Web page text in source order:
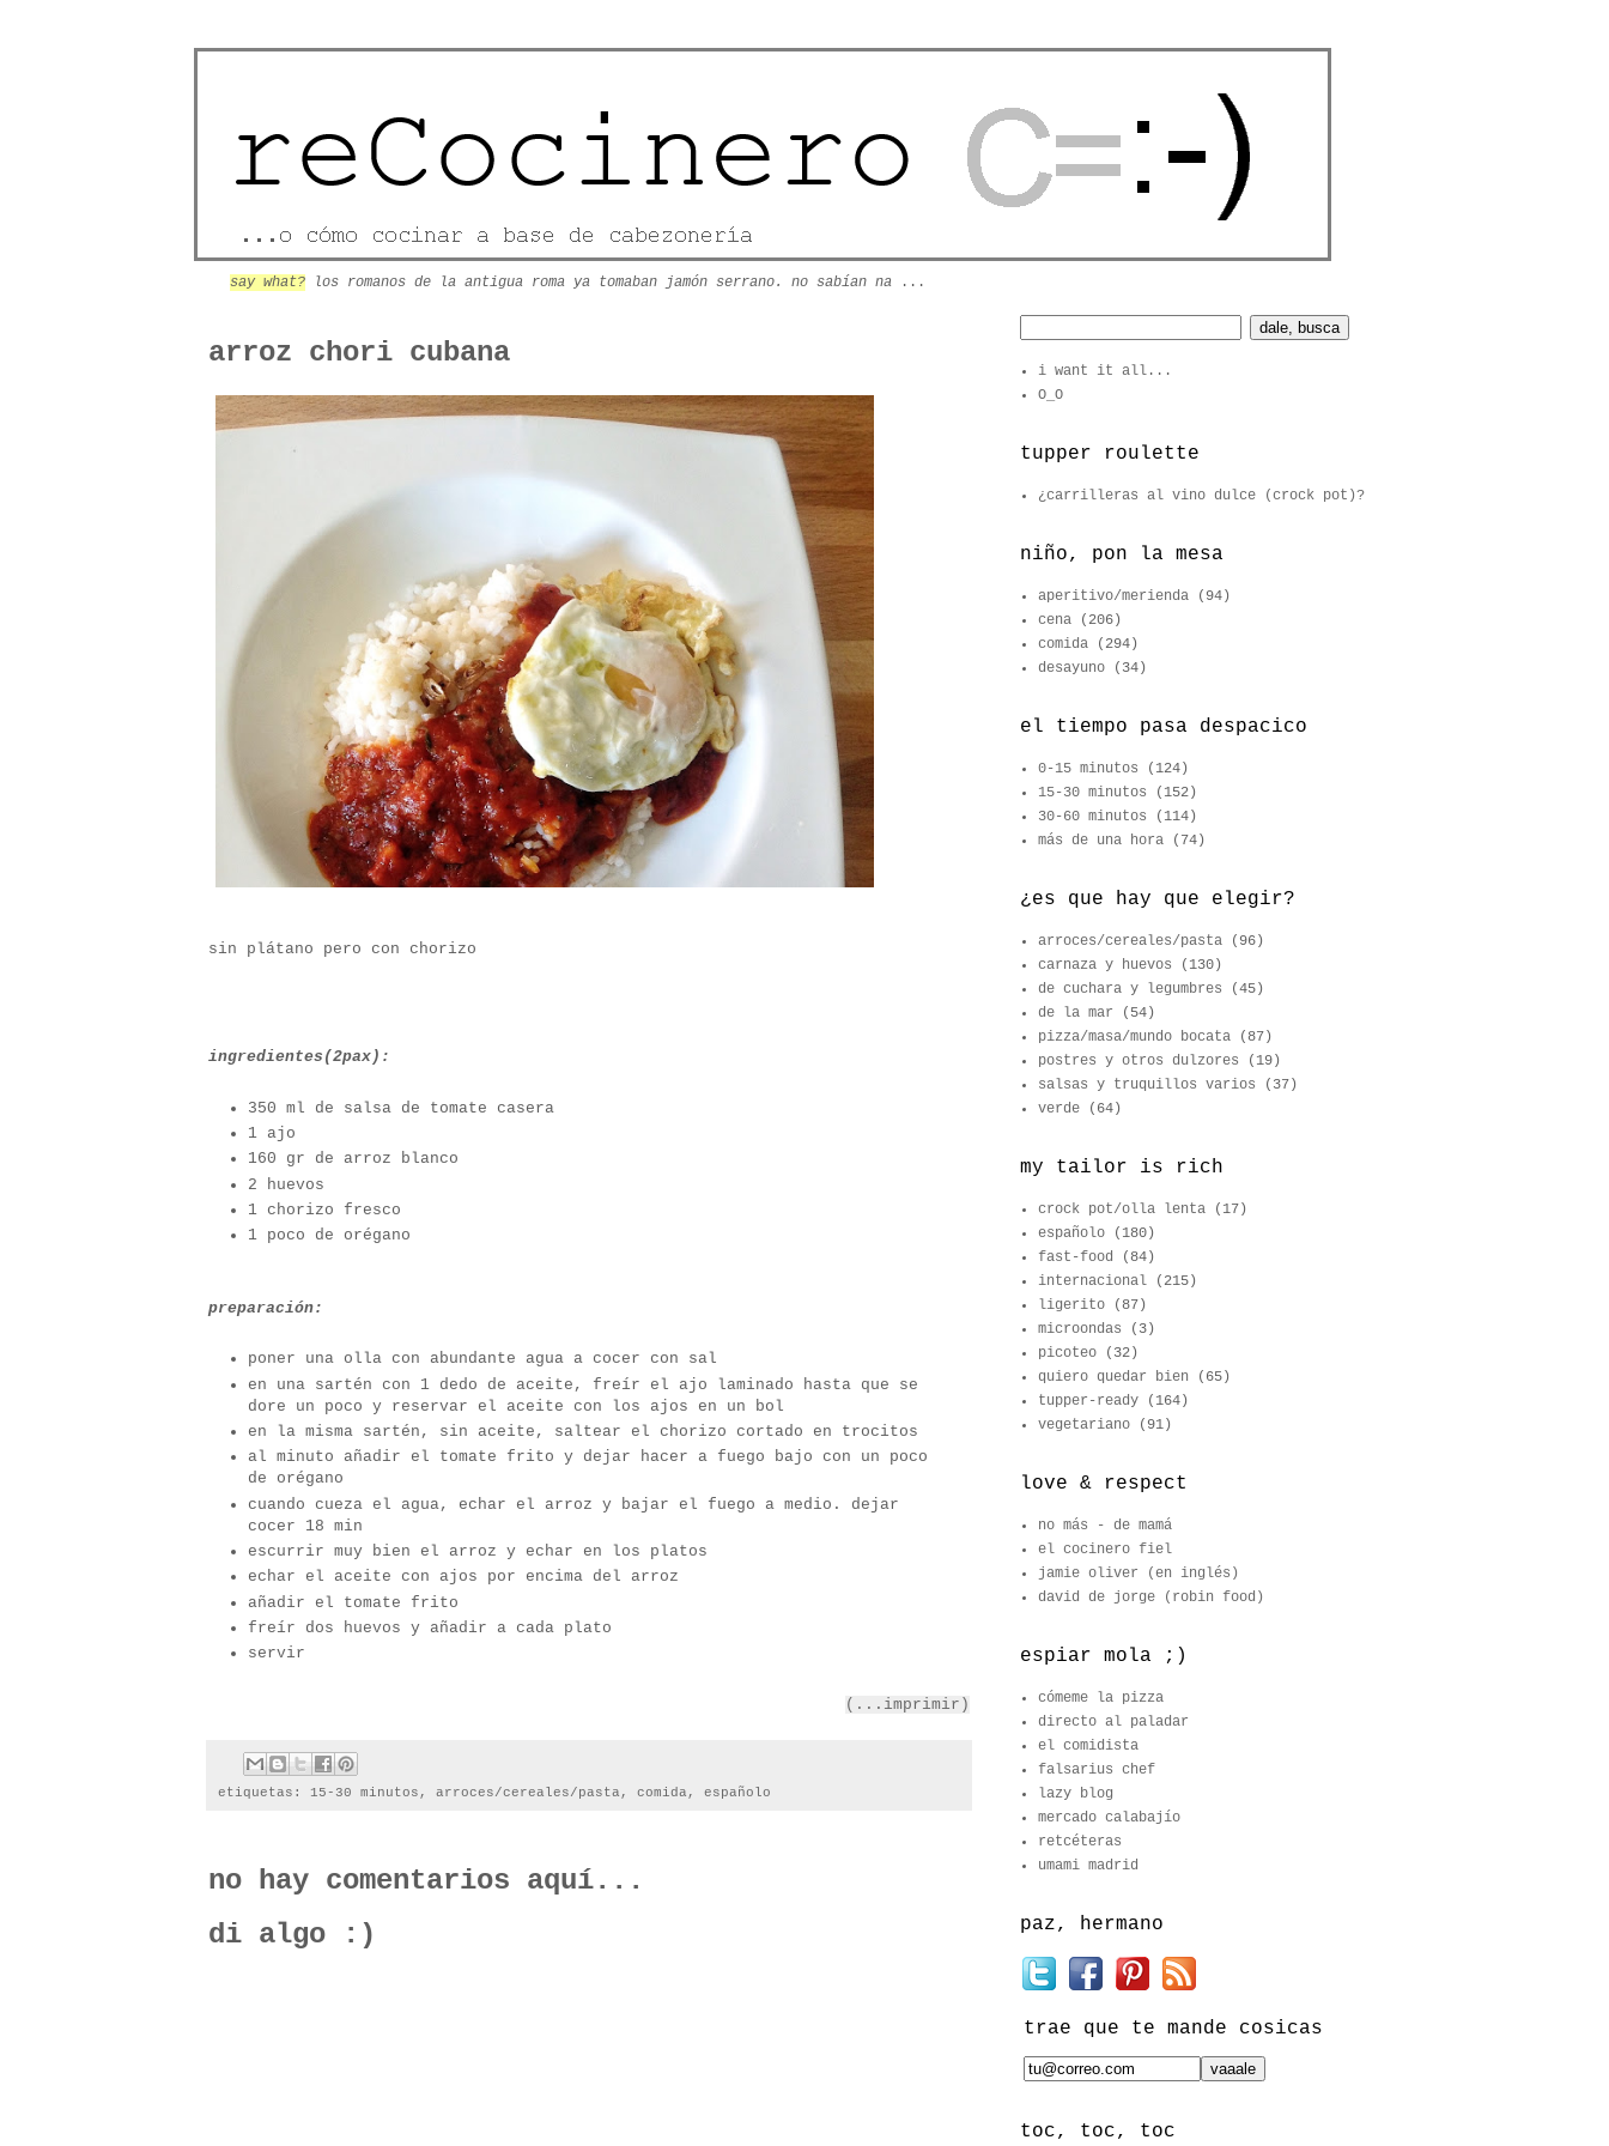
say what? los romanos de la antigua roma ya tomaban jamón serrano. no sabían na ...
arroz chori cubana
sin plátano pero con chorizo
ingredientes(2pax):
350 ml de salsa de tomate casera
1 ajo
160 gr de arroz blanco
2 huevos
1 chorizo fresco
1 poco de orégano
preparación:
poner una olla con abundante agua a cocer con sal
en una sartén con 1 dedo de aceite, freír el ajo laminado hasta que se
dore un poco y reservar el aceite con los ajos en un bol
en la misma sartén, sin aceite, saltear el chorizo cortado en trocitos
al minuto añadir el tomate frito y dejar hacer a fuego bajo con un poco
de orégano
cuando cueza el agua, echar el arroz y bajar el fuego a medio. dejar
cocer 18 min
escurrir muy bien el arroz y echar en los platos
echar el aceite con ajos por encima del arroz
añadir el tomate frito
freír dos huevos y añadir a cada plato
servir
(...imprimir)
etiquetas: 15-30 minutos , arroces/cereales/pasta , comida , españolo
no hay comentarios aquí...
di algo :)
i want it all...
O_O
tupper roulette
¿carrilleras al vino dulce (crock pot)?
niño, pon la mesa
aperitivo/merienda
(94)
cena
(206)
comida
(294)
desayuno
(34)
el tiempo pasa despacico
0-15 minutos
(124)
15-30 minutos
(152)
30-60 minutos
(114)
más de una hora
(74)
¿es que hay que elegir?
arroces/cereales/pasta
(96)
carnaza y huevos
(130)
de cuchara y legumbres
(45)
de la mar
(54)
pizza/masa/mundo bocata
(87)
postres y otros dulzores
(19)
salsas y truquillos varios
(37)
verde
(64)
my tailor is rich
crock pot/olla lenta
(17)
españolo
(180)
fast-food
(84)
internacional
(215)
ligerito
(87)
microondas
(3)
picoteo
(32)
quiero quedar bien
(65)
tupper-ready
(164)
vegetariano
(91)
love & respect
no más - de mamá
el cocinero fiel
jamie oliver (en inglés)
david de jorge (robin food)
espiar mola ;)
cómeme la pizza
directo al paladar
el comidista
falsarius chef
lazy blog
mercado calabajío
retcéteras
umami madrid
paz, hermano
trae que te mande cosicas
toc, toc, toc